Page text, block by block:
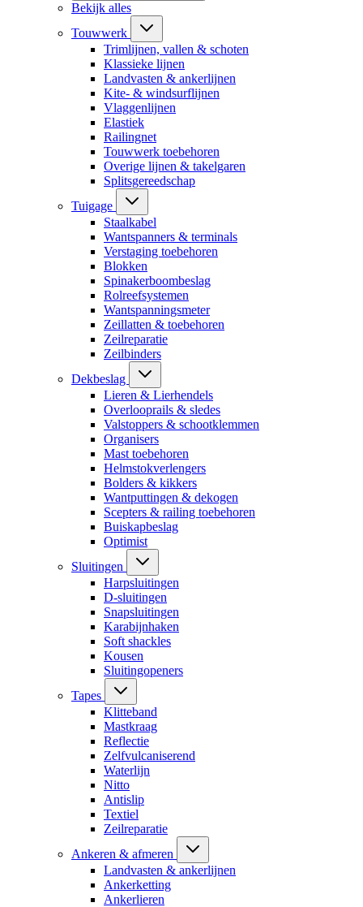
Bekijk alles
Touwwerk
Trimlijnen, vallen & schoten
Klassieke lijnen
Landvasten & ankerlijnen
Kite- & windsurflijnen
Vlaggenlijnen
Elastiek
Railingnet
Touwwerk toebehoren
Overige lijnen & takelgaren
Splitsgereedschap
Tuigage
Staalkabel
Wantspanners & terminals
Verstaging toebehoren
Blokken
Spinakerboombeslag
Rolreefsystemen
Wantspanningsmeter
Zeillatten & toebehoren
Zeilreparatie
Zeilbinders
Dekbeslag
Lieren & Lierhendels
Overlooprails & sledes
Valstoppers & schootklemmen
Organisers
Mast toebehoren
Helmstokverlengers
Bolders & kikkers
Wantputtingen & dekogen
Scepters & railing toebehoren
Buiskapbeslag
Optimist
Sluitingen
Harpsluitingen
D-sluitingen
Snapsluitingen
Karabijnhaken
Soft shackles
Kousen
Sluitingopeners
Tapes
Klitteband
Mastkraag
Reflectie
Zelfvulcaniserend
Waterlijn
Nitto
Antislip
Textiel
Zeilreparatie
Ankeren & afmeren
Landvasten & ankerlijnen
Ankerketting
Ankerlieren